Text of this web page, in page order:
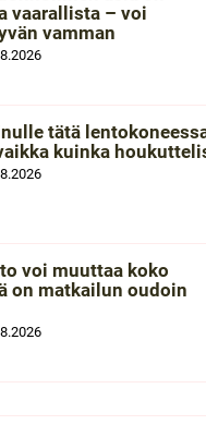
vaarallista – voi
vamman
tätä
kuinka
voi muuttaa koko
on matkailun oudoin